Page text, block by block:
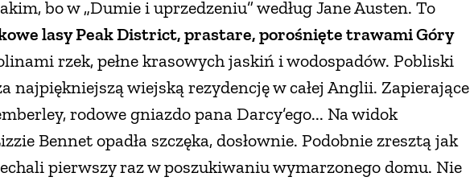
bo w „Dumie i uprzedzeniu” według Jane Austen. To
lasy Peak District, prastare, porośnięte trawami Góry
rzek, pełne krasowych jaskiń i wodospadów. Pobliski
najpiękniejszą wiejską rezydencję w całej Anglii. Zapierające
rodowe gniazdo pana Darcy’ego... Na widok
Bennet opadła szczęka, dosłownie. Podobnie zresztą jak
pierwszy raz w poszukiwaniu wymarzonego domu. Nie